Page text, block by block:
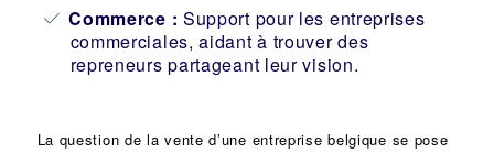
Commerce : Support pour les entreprises
commerciales, aidant à trouver des
repreneurs partageant leur vision.
La question de la vente d’une entreprise belgique se pose